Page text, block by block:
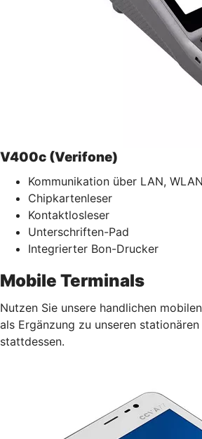
V400c (Verifone)
Kommunikation über LAN, WLAN
Chipkartenleser
Kontaktlosleser
Unterschriften-Pad
Integrierter Bon-Drucker
Mobile Terminals
Nutzen Sie unsere handlichen
als Ergänzung zu unseren
stattdessen.